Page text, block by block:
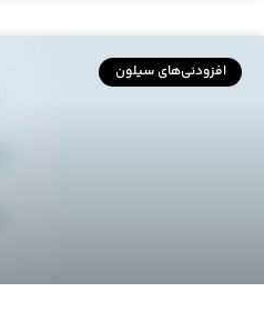
افزودنی‌های سیلون